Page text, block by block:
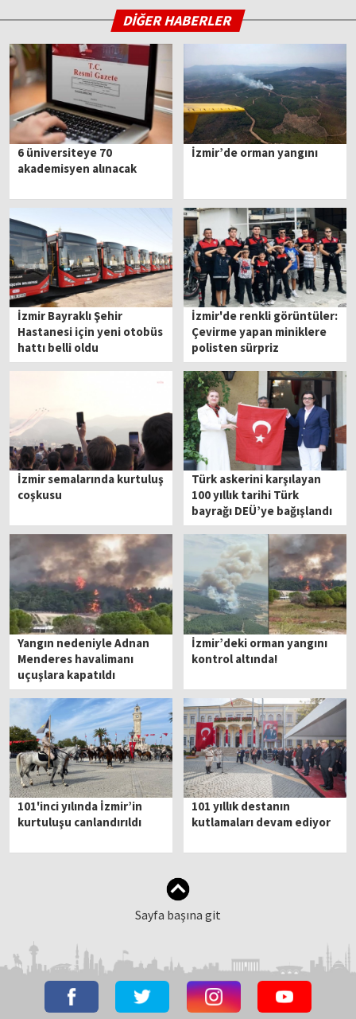
DİĞER HABERLER
6 üniversiteye 70
akademisyen alınacak
İzmir’de orman yangını
İzmir Bayraklı Şehir
Hastanesi için yeni otobüs
hattı belli oldu
İzmir'de renkli görüntüler:
Çevirme yapan miniklere
polisten sürpriz
İzmir semalarında kurtuluş
coşkusu
Türk askerini karşılayan
100 yıllık tarihi Türk
bayrağı DEÜ’ye bağışlandı
Yangın nedeniyle Adnan
Menderes havalimanı
uçuşlara kapatıldı
İzmir’deki orman yangını
kontrol altında!
101'inci yılında İzmir’in
kurtuluşu canlandırıldı
101 yıllık destanın
kutlamaları devam ediyor
Sayfa başına git